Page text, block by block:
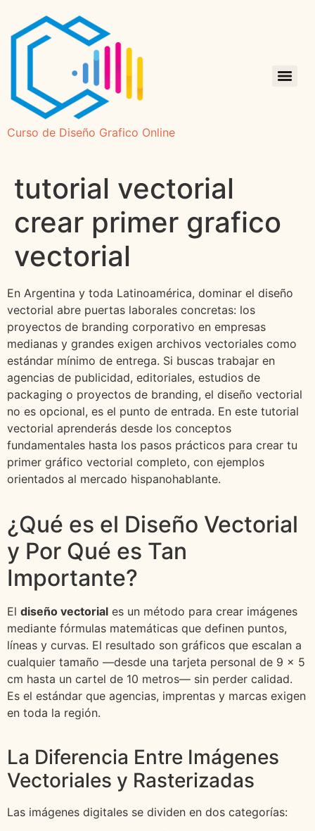
Curso de Diseño Grafico Online
tutorial vectorial
crear primer grafico
vectorial
En Argentina y toda Latinoamérica, dominar el diseño
vectorial abre puertas laborales concretas: los
proyectos de branding corporativo en empresas
medianas y grandes exigen archivos vectoriales como
estándar mínimo de entrega. Si buscas trabajar en
agencias de publicidad, editoriales, estudios de
packaging o proyectos de branding, el diseño vectorial
no es opcional, es el punto de entrada. En este tutorial
vectorial aprenderás desde los conceptos
fundamentales hasta los pasos prácticos para crear tu
primer gráfico vectorial completo, con ejemplos
orientados al mercado hispanohablante.
¿Qué es el Diseño Vectorial
y Por Qué es Tan
Importante?
El diseño vectorial es un método para crear imágenes
mediante fórmulas matemáticas que definen puntos,
líneas y curvas. El resultado son gráficos que escalan a
cualquier tamaño —desde una tarjeta personal de 9 × 5
cm hasta un cartel de 10 metros— sin perder calidad.
Es el estándar que agencias, imprentas y marcas exigen
en toda la región.
La Diferencia Entre Imágenes
Vectoriales y Rasterizadas
Las imágenes digitales se dividen en dos categorías: